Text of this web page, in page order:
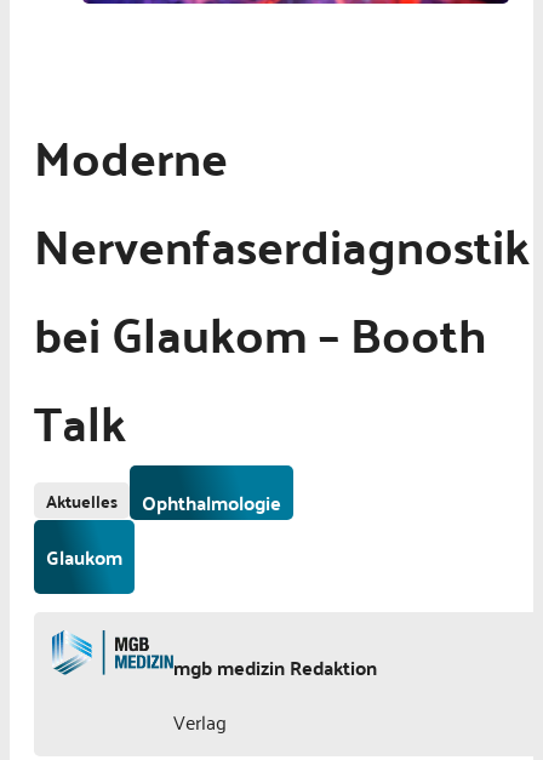
Moderne
Nervenfaserdiagnostik
bei Glaukom – Booth
Talk
Aktuelles
Ophthalmologie
Glaukom
mgb medizin Redaktion
Verlag